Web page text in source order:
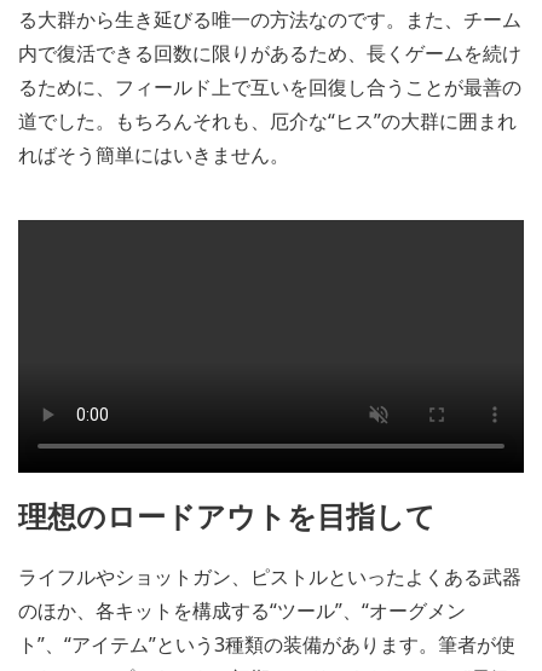
る大群から生き延びる唯一の方法なのです。また、チーム
内で復活できる回数に限りがあるため、長くゲームを続け
るために、フィールド上で互いを回復し合うことが最善の
道でした。もちろんそれも、厄介な“ヒス”の大群に囲まれ
ればそう簡単にはいきません。
理想のロードアウトを目指して
ライフルやショットガン、ピストルといったよくある武器
のほか、各キットを構成する“ツール”、“オーグメン
ト”、“アイテム”という3種類の装備があります。筆者が使